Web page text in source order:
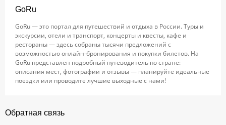
GoRu
GoRu — это портал для путешествий и отдыха в России. Туры и
экскурсии, отели и транспорт, концерты и квесты, кафе и
рестораны — здесь собраны тысячи предложений с
возможностью онлайн-бронирования и покупки билетов. На
GoRu представлен подробный путеводитель по стране:
описания мест, фотографии и отзывы — планируйте идеальные
поездки или проводите лучшие выходные с нами!
Обратная связь